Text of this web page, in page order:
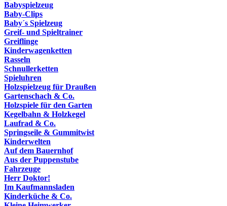
Babyspielzeug
Baby-Clips
Baby´s Spielzeug
Greif- und Spieltrainer
Greiflinge
Kinderwagenketten
Rasseln
Schnullerketten
Spieluhren
Holzspielzeug für Draußen
Gartenschach & Co.
Holzspiele für den Garten
Kegelbahn & Holzkegel
Laufrad & Co.
Springseile & Gummitwist
Kinderwelten
Auf dem Bauernhof
Aus der Puppenstube
Fahrzeuge
Herr Doktor!
Im Kaufmannsladen
Kinderküche & Co.